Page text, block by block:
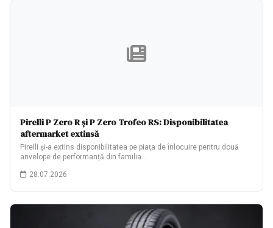
Pirelli P Zero R și P Zero Trofeo RS: Disponibilitatea
aftermarket extinsă
Pirelli și-a extins disponibilitatea pe piața de înlocuire pentru două
anvelope de performanță din familia…
28.07.2026